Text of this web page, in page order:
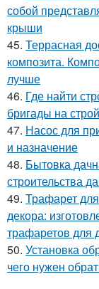
собой
крыши
45. Террасная
композита.
лучше
46. Где найти
бригады на
47. Насос для
и назначение
48. Бытовка
строительства
49. Трафарет
декора:
трафаретов для
50. Установка
чего нужен